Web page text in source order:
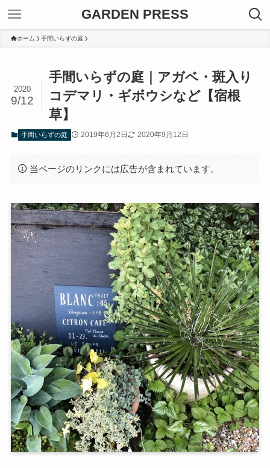
GARDEN PRESS
ホーム 手間いらずの庭
手間いらずの庭｜アガベ・斑入り
コデマリ・ギボウシなど【宿根
草】
2020
9/12
手間いらずの庭 2019年6月2日 2020年9月12日
当ページのリンクには広告が含まれています。